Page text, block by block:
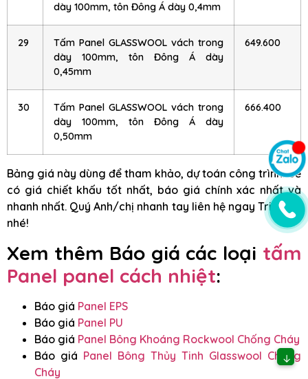
dày 100mm, tôn Đông Á dày 0,4mm
29
Tấm Panel GLASSWOOL vách trong
dày 100mm, tôn Đông Á dày
0,45mm
649.600
30
Tấm Panel GLASSWOOL vách trong
dày 100mm, tôn Đông Á dày
0,50mm
666.400
Bảng giá này dùng để tham khảo, dự toán công trình. Để
có giá chiết khấu tốt nhất, báo giá chính xác nhất và
nhanh nhất. Quý Anh/chị nhanh tay liên hệ ngay Triệu Hổ
nhé!
Xem thêm Báo giá các loại tấm
Panel panel cách nhiệt:
Báo giá Panel EPS
Báo giá Panel PU
Báo giá Panel Bông Khoáng Rockwool Chống Cháy
Báo giá Panel Bông Thủy Tinh Glasswool Chống
Cháy
↓